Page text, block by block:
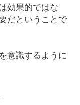
効果的ではな
だということで
意識するように